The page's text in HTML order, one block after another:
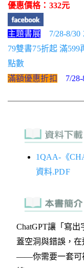
優惠價格：332元
主題書展
7/28-8/
79雙書75折起 滿599
點數
滿額優惠折扣
7/
1QAA-《
資料.PDF